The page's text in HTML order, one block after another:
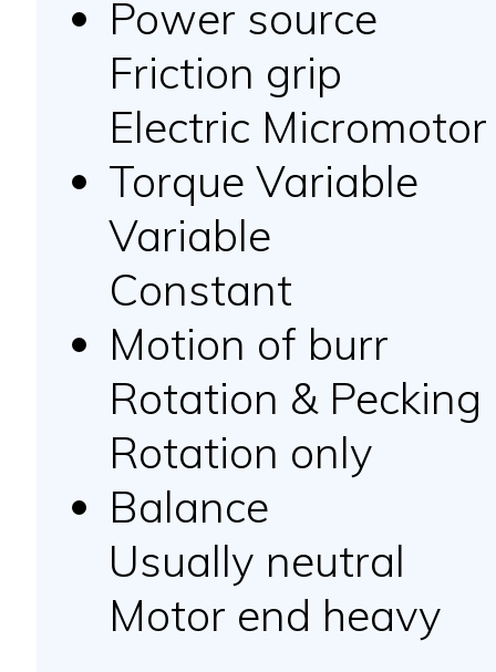
Power source
Friction grip
Electric Micromotor
Torque Variable
Variable
Constant
Motion of burr
Rotation & Pecking
Rotation only
Balance
Usually neutral
Motor end heavy